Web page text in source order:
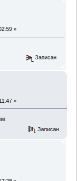
»
Записан
»
Записан